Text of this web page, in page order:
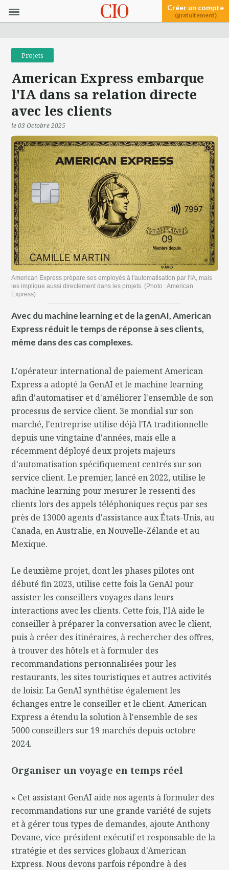
Créer un compte
(gratuitement)
Projets
American Express embarque
l'IA dans sa relation directe
avec les clients
le 03 Octobre 2025
American Express prépare ses employés à l'automatisation par l'IA, mais
les implique aussi directement dans les projets. (Photo : American
Express)
Avec du machine learning et de la genAI, American
Express réduit le temps de réponse à ses clients,
même dans des cas complexes.
L'opérateur international de paiement American
Express a adopté la GenAI et le machine learning
afin d'automatiser et d'améliorer l'ensemble de son
processus de service client. 3e mondial sur son
marché, l'entreprise utilise déjà l'IA traditionnelle
depuis une vingtaine d'années, mais elle a
récemment déployé deux projets majeurs
d'automatisation spécifiquement centrés sur son
service client. Le premier, lancé en 2022, utilise le
machine learning pour mesurer le ressenti des
clients lors des appels téléphoniques reçus par ses
près de 13000 agents d'assistance aux États-Unis, au
Canada, en Australie, en Nouvelle-Zélande et au
Mexique.
Le deuxième projet, dont les phases pilotes ont
débuté fin 2023, utilise cette fois la GenAI pour
assister les conseillers voyages dans leurs
interactions avec les clients. Cette fois, l'IA aide le
conseiller à préparer la conversation avec le client,
puis à créer des itinéraires, à rechercher des offres,
à trouver des hôtels et à formuler des
recommandations personnalisées pour les
restaurants, les sites touristiques et autres activités
de loisir. La GenAI synthétise également les
échanges entre le conseiller et le client. American
Express a étendu la solution à l'ensemble de ses
5000 conseillers sur 19 marchés depuis octobre
2024.
Organiser un voyage en temps réel
« Cet assistant GenAI aide nos agents à formuler des
recommandations sur une grande variété de sujets
et à gérer tous types de demandes, ajoute Anthony
Devane, vice-président exécutif et responsable de la
stratégie et des services globaux d'American
Express. Nous devons parfois répondre à des